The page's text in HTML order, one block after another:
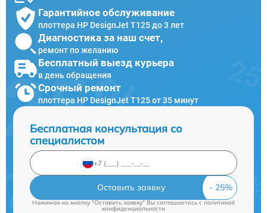
Гарантийное обслуживание
плоттера HP DesignJet T125 до 3 лет
Диагностика за наш счет,
ремонт по желанию
Бесплатный выезд курьера
в день обращения
Срочный ремонт
плоттера HP DesignJet T125 от 35 минут
Бесплатная консультация со
специалистом
Оставить заявку
Нажимая на кнопку "Оставить заявку" Вы соглашаетесь cполитикой
конфиденциальности